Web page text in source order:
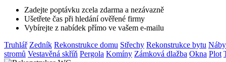
Zadejte poptávku zcela zdarma a nezávazně
Ušetřete čas při hledání ověřené firmy
Vybírejte z nabídek přímo ve vašem e-mailu
Truhlář Zedník Rekonstrukce domu Střechy Rekonstrukce bytu
stromů Vestavěná skříň Pergola Komíny Zámková dlažba Okna Plot